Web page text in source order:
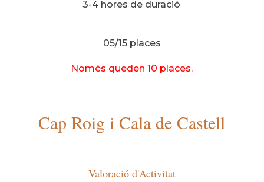
3-4 hores de duració
05/15 places
Només queden 10 places.
Cap Roig i Cala de Castell
Valoració d'Activitat